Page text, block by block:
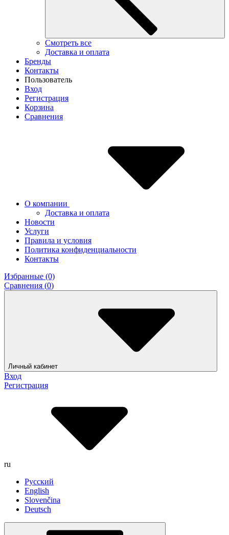
Смотреть все
Доставка и оплата
Бренды
Контакты
Пользователь
Вход
Регистрация
Корзина
Сравнения
О компании
Доставка и оплата
Новости
Услуги
Правила и условия
Политика конфиденциальности
Контакты
Избранные (0)
Сравнения (0)
Личный кабинет
Вход
Регистрация
ru
Русский
English
Slovenčina
Deutsch